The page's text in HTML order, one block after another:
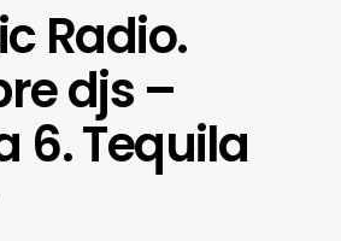
Radio.
djs –
6. Tequila